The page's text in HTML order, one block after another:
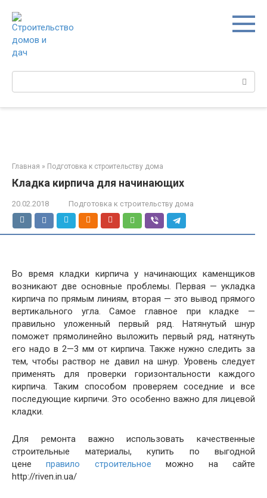
контенту
Главная » Подготовка к строительству дома
Кладка кирпича для начинающих
20.02.2018 Подготовка к строительству дома
Во время кладки кирпича у начинающих каменщиков
возникают две основные проблемы. Первая — укладка
кирпича по прямым линиям, вторая — это вывод прямого
вертикального угла. Самое главное при кладке —
правильно уложенный первый ряд. Натянутый шнур
поможет прямолинейно выложить первый ряд, натянуть
его надо в 2—3 мм от кирпича. Также нужно следить за
тем, чтобы раствор не давил на шнур. Уровень следует
применять для проверки горизонтальности каждого
кирпича. Таким способом проверяем соседние и все
последующие кирпичи. Это особенно важно для лицевой
кладки.
Для ремонта важно использовать качественные
строительные материалы, купить по выгодной
ценеправило строительное можно на сайте
http://riven.in.ua/